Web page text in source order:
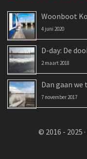
Woonboot
4 juni 2020
D-day: De
2 maart 2018
Dan gaan
7 november 2017
© 2016 - 2025 ·